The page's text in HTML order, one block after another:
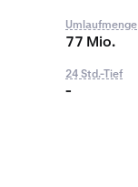
Umlaufmenge
77 Mio.
24 Std.-Tief
-